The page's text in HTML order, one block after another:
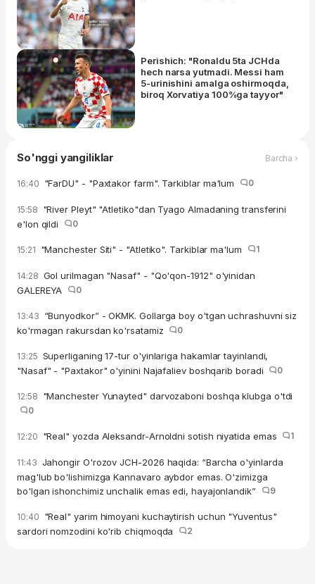
Perishich: "Ronaldu 5ta JCHda
hech narsa yutmadi. Messi ham
5-urinishini amalga oshirmoqda,
biroq Xorvatiya 100%ga tayyor"
So'nggi yangiliklar Barcha ›
16:40 "FarDU" - "Paxtakor farm". Tarkiblar ma'lum 0
15:58 "River Pleyt" "Atletiko"dan Tyago Almadaning transferini
e'lon qildi
0
15:21 "Manchester Siti" - "Atletiko". Tarkiblar ma'lum 1
14:28 Gol urilmagan "Nasaf" - "Qo'qon-1912" o'yinidan
GALEREYA
0
13:43 “Bunyodkor” - OKMK. Gollarga boy o'tgan uchrashuvni siz
ko'rmagan rakursdan ko'rsatamiz
0
13:25 Superliganing 17-tur o'yinlariga hakamlar tayinlandi,
"Nasaf" - "Paxtakor" o'yinini Najafaliev boshqarib boradi
0
12:58 "Manchester Yunayted" darvozaboni boshqa klubga o'tdi
0
12:20 "Real" yozda Aleksandr-Arnoldni sotish niyatida emas 1
11:43 Jahongir O'rozov JCH-2026 haqida: “Barcha o'yinlarda
mag'lub bo'lishimizga Kannavaro aybdor emas. O'zimizga
bo'lgan ishonchimiz unchalik emas edi, hayajonlandik”
9
10:40 "Real" yarim himoyani kuchaytirish uchun "Yuventus"
sardori nomzodini ko'rib chiqmoqda
2